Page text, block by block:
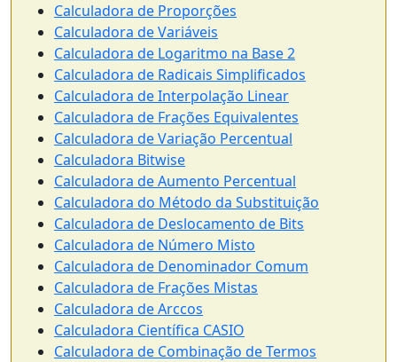
Calculadora de Proporções
Calculadora de Variáveis
Calculadora de Logaritmo na Base 2
Calculadora de Radicais Simplificados
Calculadora de Interpolação Linear
Calculadora de Frações Equivalentes
Calculadora de Variação Percentual
Calculadora Bitwise
Calculadora de Aumento Percentual
Calculadora do Método da Substituição
Calculadora de Deslocamento de Bits
Calculadora de Número Misto
Calculadora de Denominador Comum
Calculadora de Frações Mistas
Calculadora de Arccos
Calculadora Científica CASIO
Calculadora de Combinação de Termos